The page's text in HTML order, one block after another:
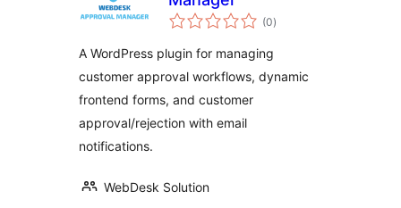
(0કુલ
રેટિંગ્સ
)
A WordPress plugin for managing
customer approval workflows, dynamic
frontend forms, and customer
approval/rejection with email
notifications.
WebDesk Solution